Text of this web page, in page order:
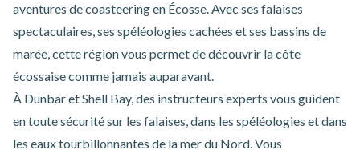
aventures de coasteering en Écosse. Avec ses falaises
spectaculaires, ses spéléologies cachées et ses bassins de
marée, cette région vous permet de découvrir la côte
écossaise comme jamais auparavant.
À Dunbar et Shell Bay, des instructeurs experts vous guident
en toute sécurité sur les falaises, dans les spéléologies et dans
les eaux tourbillonnantes de la mer du Nord. Vous